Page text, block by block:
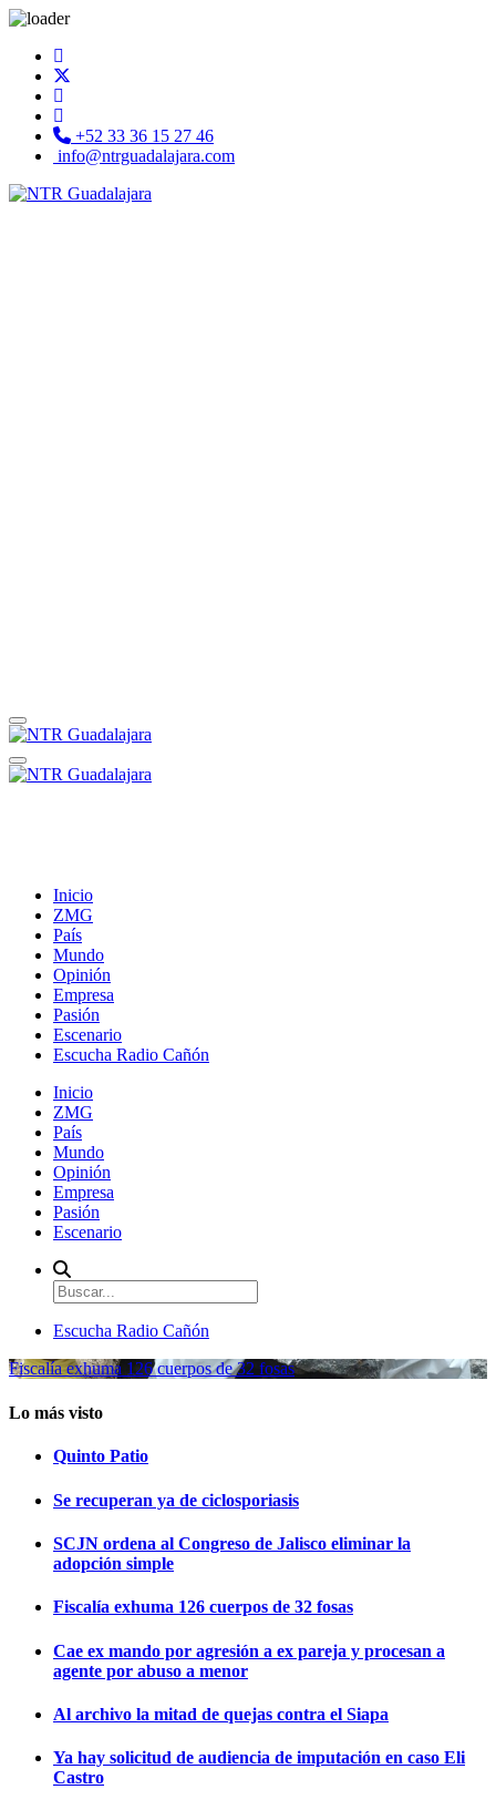
+52 33 36 15 27 46
info@ntrguadalajara.com
Inicio
ZMG
País
Mundo
Opinión
Empresa
Pasión
Escenario
Escucha Radio Cañón
Inicio
ZMG
País
Mundo
Opinión
Empresa
Pasión
Escenario
Escucha Radio Cañón
Fiscalía exhuma 126 cuerpos de 32 fosas
Lo más visto
Quinto Patio
Se recuperan ya de ciclosporiasis
SCJN ordena al Congreso de Jalisco eliminar la
adopción simple
Fiscalía exhuma 126 cuerpos de 32 fosas
Cae ex mando por agresión a ex pareja y procesan a
agente por abuso a menor
Al archivo la mitad de quejas contra el Siapa
Ya hay solicitud de audiencia de imputación en caso Eli
Castro